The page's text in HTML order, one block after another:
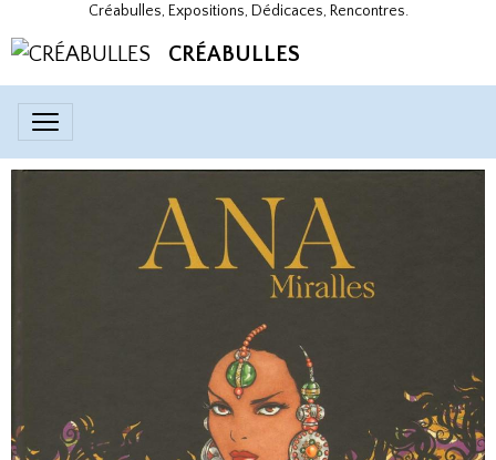
Créabulles, Expositions, Dédicaces, Rencontres.
CRÉABULLES